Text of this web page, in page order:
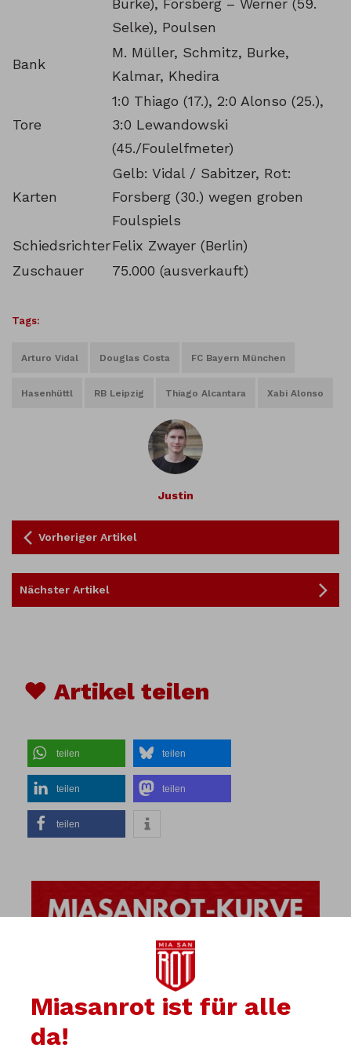
Burke), Forsberg – Werner (59.
Selke), Poulsen
Bank
M. Müller, Schmitz, Burke,
Kalmar, Khedira
Tore
1:0 Thiago (17.), 2:0 Alonso (25.),
3:0 Lewandowski
(45./Foulelfmeter)
Karten
Gelb: Vidal / Sabitzer, Rot:
Forsberg (30.) wegen groben
Foulspiels
SchiedsrichterFelix Zwayer (Berlin)
Zuschauer
75.000 (ausverkauft)
Tags:
Arturo Vidal Douglas Costa FC Bayern München
Hasenhüttl RB Leipzig Thiago Alcantara Xabi Alonso
Justin
Vorheriger Artikel
Nächster Artikel
♥ Artikel teilen
teilen teilen
teilen teilen
teilen
Miasanrot ist für alle
da!